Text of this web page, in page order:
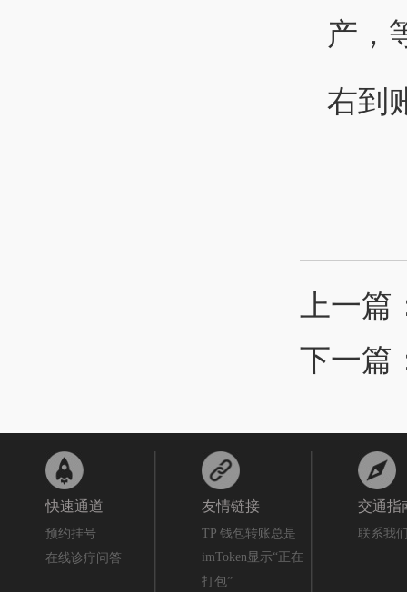
产，
右到
上一篇
下一篇
快速通道
预约挂号
在线诊疗问答
友情链接
TP 钱包转账总是
imToken显示“正在
打包”
交通指
联系我